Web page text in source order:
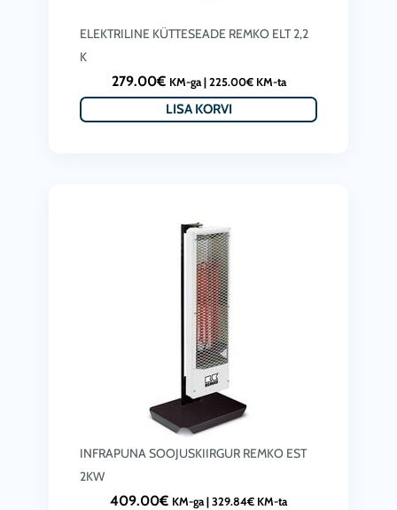
ELEKTRILINE KÜTTESEADE REMKO ELT 2,2
K
279.00€ KM-ga | 225.00€KM-ta
LISA KORVI
INFRAPUNA SOOJUSKIIRGUR REMKO EST
2KW
409.00€ KM-ga | 329.84€ KM-ta